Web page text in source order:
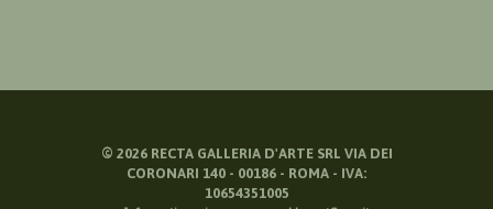
© 2026RECTA GALLERIA D'ARTE SRL VIA DEI
CORONARI 140 - 00186 - ROMA - IVA:
10654351005